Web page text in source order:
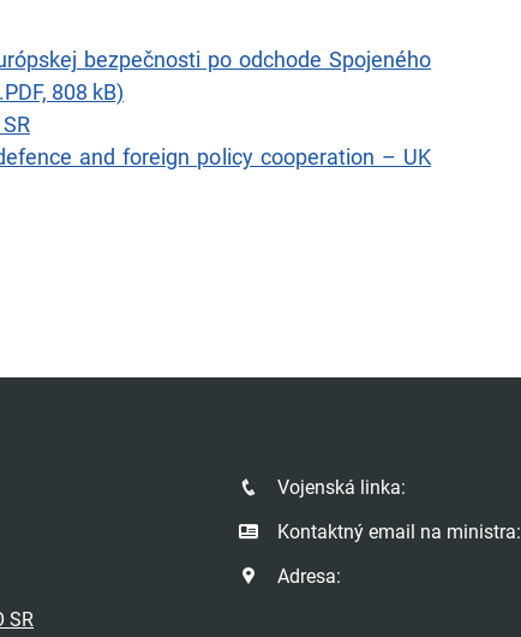
bezpečnosti po odchode Spojeného
808 kB)
and foreign policy cooperation – UK
SR
Vojenská linka:
Kontaktný email na ministra:
Adresa: